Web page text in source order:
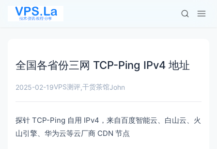
全国各省份三网 TCP-Ping IPv4 地址
2025-02-19VPS测评,干货茶馆John
探针 TCP-Ping 自用 IPv4，来自百度智能云、白山云、火
山引擎、华为云等云厂商 CDN 节点